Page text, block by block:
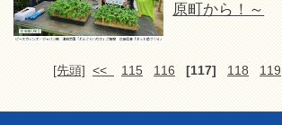
原町から！～
[先頭] << 115 116 [117] 118 119